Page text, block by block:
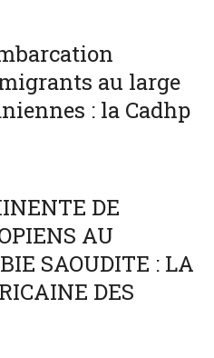
au large
: la Cadhp
DE
AU
SAOUDITE : LA
DES